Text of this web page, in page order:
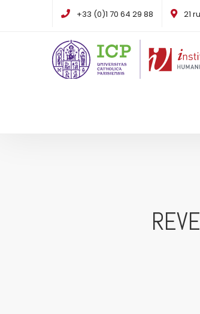
+33 (0)1 70 64 29 88 21